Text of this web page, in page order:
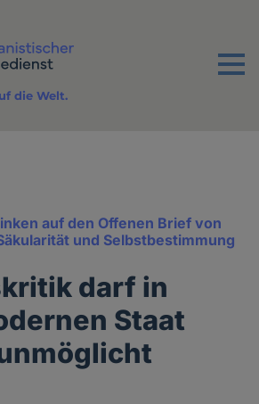
Menu
die Welt.
auf den Offenen Brief von
und Selbstbestimmung
darf in
Staat